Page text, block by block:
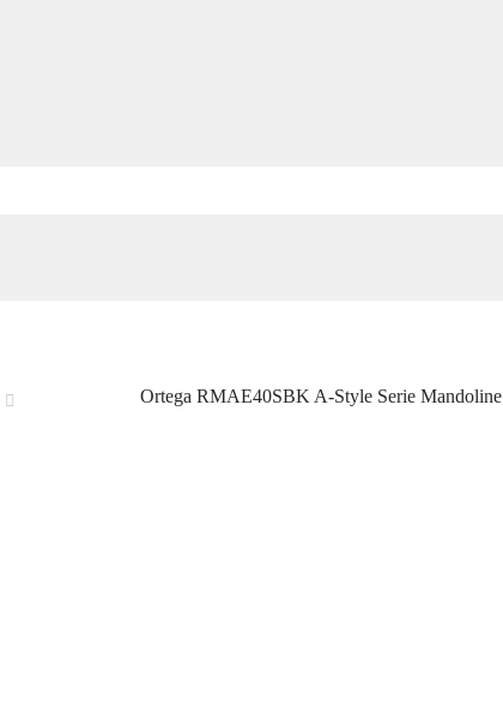
Ortega RMAE40SBK A-Style Serie Mandoline